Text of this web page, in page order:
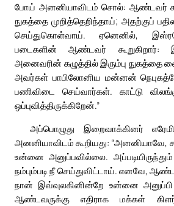
போய் அனனியாவிடம் சொல்: ஆண்டவர்
நுகத்தை முறித்தெறிந்தாய்; அதற்குப்
செய்துகொள்வாய். ஏனெனில்,
படைகளின் ஆண்டவர் கூறுகிறார்:
அனைவரின் கழுத்தில் இரும்பு
அவர்கள் பாபிலோனிய மன்னன்
பணிவிடை செய்வார்கள். காட்டு
ஒப்புவித்திருக்கிறேன்.”
அப்பொழுது இறைவாக்கினர்
அனனியாவிடம் கூறியது: “அனனியாவே,
உன்னை அனுப்பவில்லை.
நம்பும்படி நீ செய்துவிட்டாய். எனவே,
நான் இவ்வுலகினின்றே உன்னை
ஆண்டவருக்கு எதிராக மக்கள்